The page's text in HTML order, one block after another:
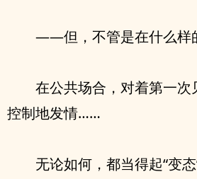
——但，不管是在什么样
在公共场合，对着第一次
控制地发情……
无论如何，都当得起“变态